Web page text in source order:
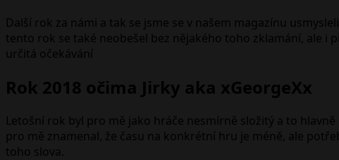
Další rok za námi a tak se jsme se v našem magazínu
tento rok se také neobešel bez nějakého toho zklamání, ale i
určitá očekávání
Rok 2018 očima Jirky aka xGeorgeXx
Letošní rok byl pro mě jako hráče nesmírně složitý a to
pro mě znamenal, že času na konkrétní hru je méně, ale
toho slova.